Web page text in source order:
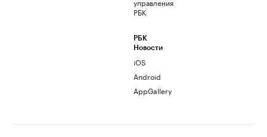
РБК
РБК
Новости
iOS
Android
AppGallery